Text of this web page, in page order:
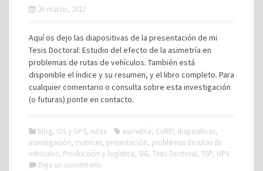
26 marzo, 2012
Aquí os dejo las diapositivas de la presentación de mi
Tesis Doctoral: Estudio del efecto de la asimetría en
problemas de rutas de vehículos. También está
disponible el índice y su resumen, y el libro completo. Para
cualquier comentario o consulta sobre esta investigación
(o futuras) ponte en contacto.
blog, GIS y GPS, rutas asimetría, CVRP, diapositivas,
investigación, matrices, presentación, problemas de rutas de
vehículos, Producción y logística, SIG, Tesis Doctoral, TSP, UPV
Deja un comentario